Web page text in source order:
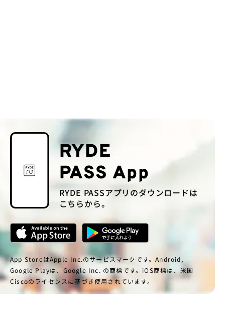
RYDE
PASS App
RYDE PASSアプリのダウンロードは
こちらから。
App StoreはApple Inc.のサービスマークです。Android,
Google Playは、Google Inc. の商標です。iOS商標は、米国
Ciscoのライセンスに基づき使用されています。